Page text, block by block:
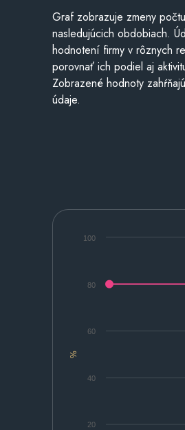
Graf zobrazuje zmeny
nasledujúcich obdobiach.
hodnotení firmy v rôznych
porovnať ich podiel aj
Zobrazené hodnoty
údaje.
%
20
40
60
80
100